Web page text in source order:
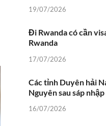
19/07/2026
Đi Rwanda có cần
Rwanda
17/07/2026
Các tỉnh Duyên hải
Nguyên sau sáp nhập
16/07/2026